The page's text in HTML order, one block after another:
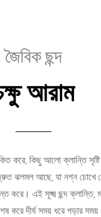
জৈবিক ছন্দ
আরাম
করে, কিছু আলো ক্লান্তি সৃষ্টি
ঝলমল আছে, যা নগ্ন চোখে
করে। এই সূক্ষ্ম ছন্দ ক্লান্তি,
করে দীর্ঘ সময় ধরে পড়ার